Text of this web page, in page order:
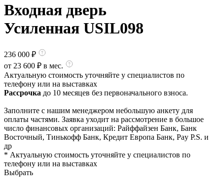
Входная дверь
Усиленная USIL098
236 000 ₽
от 23 600 ₽ в мес.
Актуальную стоимость уточняйте у специалистов по
телефону или на выставках
Рассрочка до 10 месяцев без первоначального взноса.
Заполните с нашим менеджером небольшую анкету для
оплаты частями. Заявка уходит на рассмотрение в большое
число финансовых организаций: Райффайзен Банк, Банк
Восточный, Тинькофф Банк, Кредит Европа Банк, Pay P.S. и
др
* Актуальную стоимость уточняйте у специалистов по
телефону или на выставках
Выбрать